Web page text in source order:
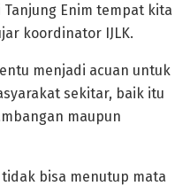
Enim tempat kita
koordinator IJLK.
menjadi acuan untuk
sekitar, baik itu
maupun
bisa menutup mata